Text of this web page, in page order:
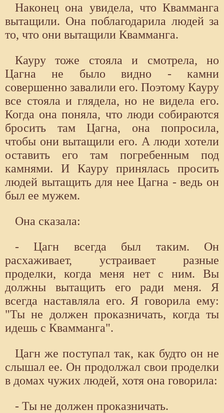
Наконец она увидела, что Квамманга
вытащили. Она поблагодарила людей за
то, что они вытащили Квамманга.
Кауру тоже стояла и смотрела, но
Цагна не было видно - камни
совершенно завалили его. Поэтому Кауру
все стояла и глядела, но не видела его.
Когда она поняла, что люди собираются
бросить там Цагна, она попросила,
чтобы они вытащили его. А люди хотели
оставить его там погребенным под
камнями. И Кауру принялась просить
людей вытащить для нее Цагна - ведь он
был ее мужем.
Она сказала:
- Цагн всегда был таким. Он
расхаживает, устраивает разные
проделки, когда меня нет с ним. Вы
должны вытащить его ради меня. Я
всегда наставляла его. Я говорила ему:
"Ты не должен проказничать, когда ты
идешь с Квамманга".
Цагн же поступал так, как будто он не
слышал ее. Он продолжал свои проделки
в домах чужих людей, хотя она говорила:
- Ты не должен проказничать.